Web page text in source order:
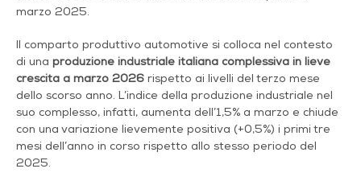
marzo 2025.
Il comparto produttivo automotive si colloca nel contesto
di una produzione industriale italiana complessiva in lieve
crescita a marzo 2026 rispetto ai livelli del terzo mese
dello scorso anno. L’indice della produzione industriale nel
suo complesso, infatti, aumenta dell’1,5% a marzo e chiude
con una variazione lievemente positiva (+0,5%) i primi tre
mesi dell’anno in corso rispetto allo stesso periodo del
2025.